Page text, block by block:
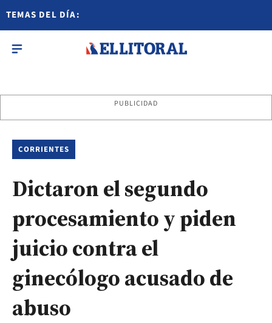
TEMAS DEL DÍA:
PUBLICIDAD
CORRIENTES
Dictaron el segundo
procesamiento y piden
juicio contra el
ginecólogo acusado de
abuso